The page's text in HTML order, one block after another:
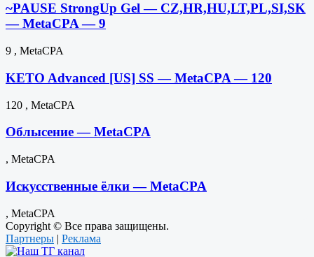
~PAUSE StrongUp Gel — CZ,HR,HU,LT,PL,SI,SK
— MetaCPA — 9
9 , MetaCPA
KETO Advanced [US] SS — MetaCPA — 120
120 , MetaCPA
Облысение — MetaCPA
, MetaCPA
Искусственные ёлки — MetaCPA
, MetaCPA
Copyright © Все права защищены.
Партнеры | Реклама